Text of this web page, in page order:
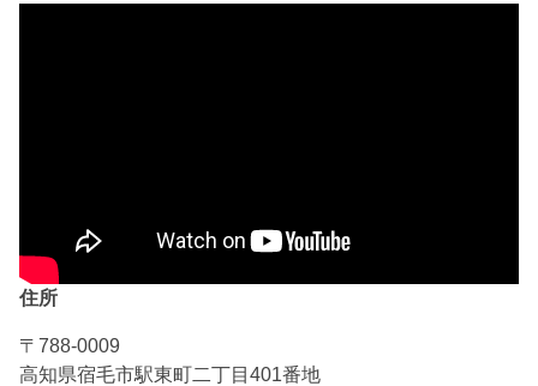
住所
〒788-0009
高知県宿毛市駅東町二丁目401番地